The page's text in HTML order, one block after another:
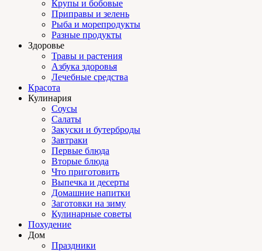
Крупы и бобовые
Приправы и зелень
Рыба и морепродукты
Разные продукты
Здоровье
Травы и растения
Азбука здоровья
Лечебные средства
Красота
Кулинария
Соусы
Салаты
Закуски и бутерброды
Завтраки
Первые блюда
Вторые блюда
Что приготовить
Выпечка и десерты
Домашние напитки
Заготовки на зиму
Кулинарные советы
Похудение
Дом
Праздники